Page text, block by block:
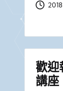
歡迎
講座